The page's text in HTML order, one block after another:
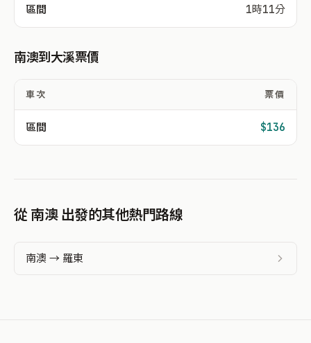
區間 1時11分
南澳到大溪票價
車次 票價
區間 $136
從 南澳 出發的其他熱門路線
南澳 → 羅東